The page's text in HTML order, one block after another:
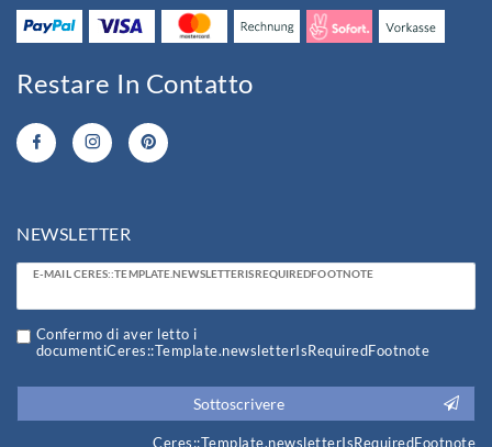
Restare In Contatto
NEWSLETTER
E-MAIL CERES::TEMPLATE.NEWSLETTERISREQUIREDFOOTNOTE
Ceres::Template.newsletterHoneypotLabel
Confermo di aver letto i
documentiCeres::Template.newsletterIsRequiredFootnote
Sottoscrivere
Ceres::Template.newsletterIsRequiredFootnote